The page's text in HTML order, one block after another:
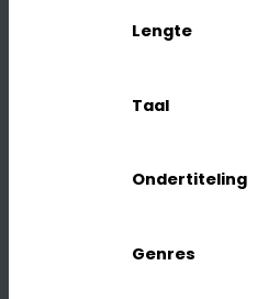
Lengte
Taal
Ondertiteling
Genres